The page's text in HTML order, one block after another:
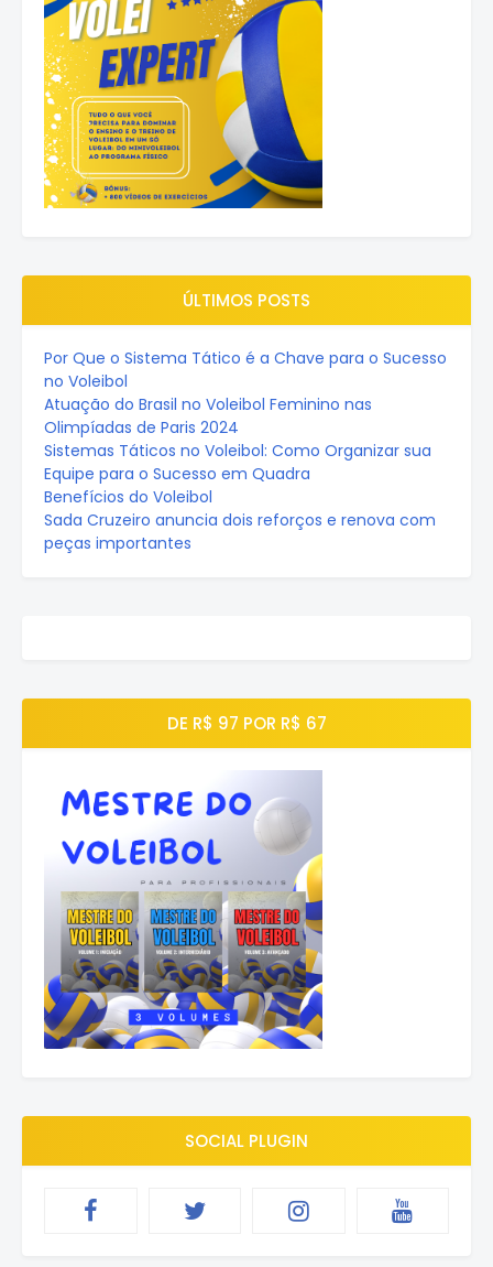
ÚLTIMOS POSTS
Por Que o Sistema Tático é a Chave para o Sucesso
no Voleibol
Atuação do Brasil no Voleibol Feminino nas
Olimpíadas de Paris 2024
Sistemas Táticos no Voleibol: Como Organizar sua
Equipe para o Sucesso em Quadra
Benefícios do Voleibol
Sada Cruzeiro anuncia dois reforços e renova com
peças importantes
DE R$ 97 POR R$ 67
SOCIAL PLUGIN